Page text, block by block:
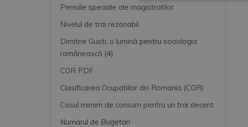
Pensiile speciale ale magistratilor
Nivelul de trai rezonabil
Dimitrie Gusti, o lumină pentru sociologia
românească (4)
COR PDF
Clasificarea Ocupatiilor din Romania (COR)
Cosul mimim de consum pentru un trai decent
Numarul de Bugetari